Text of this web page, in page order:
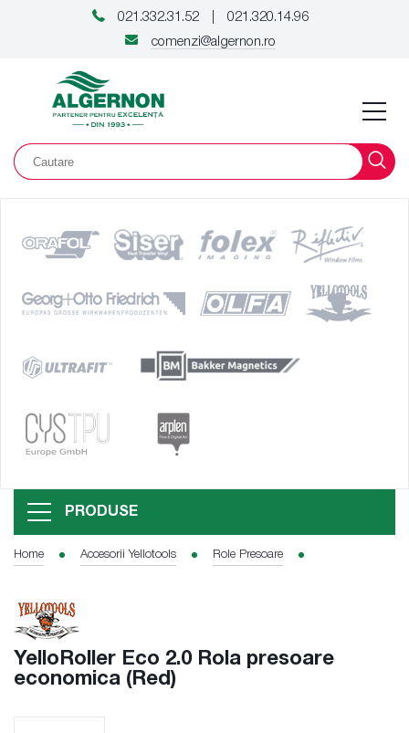
021.332.31.52
021.320.14.96
comenzi@algernon.ro
PRODUSE
Home Accesorii Yellotools Role Presoare
YelloRoller Eco 2.0 Rola presoare
economica (Red)